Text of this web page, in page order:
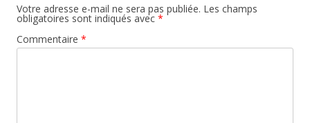
Votre adresse e-mail ne sera pas publiée. Les champs
obligatoires sont indiqués avec *
Commentaire *